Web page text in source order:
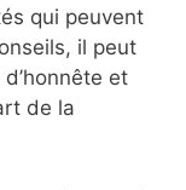
qui peuvent
il peut
et
de la